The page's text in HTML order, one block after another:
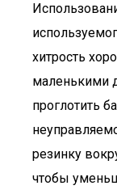
хитрость
маленькими
проглотить
резинку
чтобы